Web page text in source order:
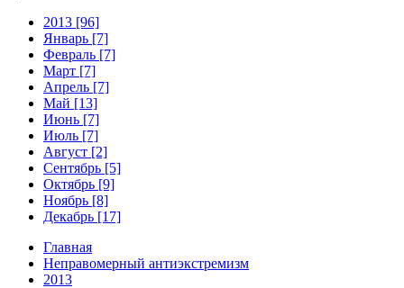
2013 [96]
Январь [7]
Февраль [7]
Март [7]
Апрель [7]
Май [13]
Июнь [7]
Июль [7]
Август [2]
Сентябрь [5]
Октябрь [9]
Ноябрь [8]
Декабрь [17]
Главная
Неправомерный антиэкстремизм
2013